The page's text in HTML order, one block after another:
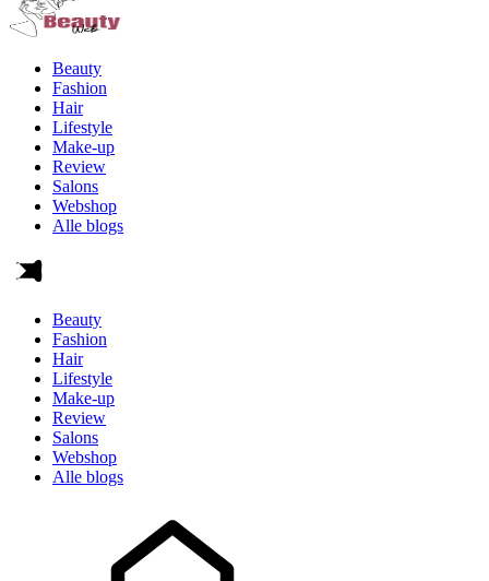
Beauty
Fashion
Hair
Lifestyle
Make-up
Review
Salons
Webshop
Alle blogs
Beauty
Fashion
Hair
Lifestyle
Make-up
Review
Salons
Webshop
Alle blogs